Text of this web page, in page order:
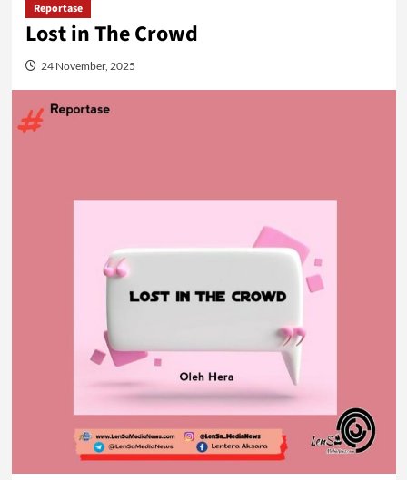
Reportase
Lost in The Crowd
24 November, 2025